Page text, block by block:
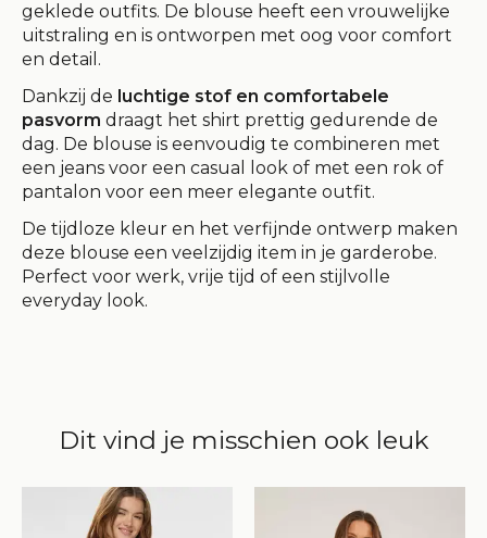
geklede outfits. De blouse heeft een vrouwelijke
uitstraling en is ontworpen met oog voor comfort
en detail.
Dankzij de luchtige stof en comfortabele
pasvorm draagt het shirt prettig gedurende de
dag. De blouse is eenvoudig te combineren met
een jeans voor een casual look of met een rok of
pantalon voor een meer elegante outfit.
De tijdloze kleur en het verfijnde ontwerp maken
deze blouse een veelzijdig item in je garderobe.
Perfect voor werk, vrije tijd of een stijlvolle
everyday look.
Dit vind je misschien ook leuk
Items van productcarrousel